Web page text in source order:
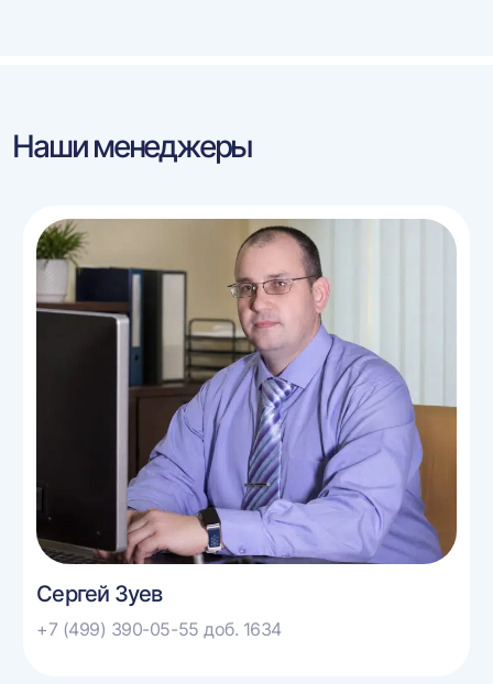
Наши менеджеры
Сергей Зуев
+7 (499) 390-05-55 доб. 1634